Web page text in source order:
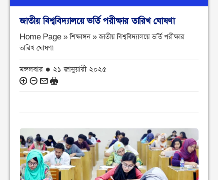
জাতীয় বিশ্ববিদ্যালয়ে ভর্তি পরীক্ষার তারিখ ঘোষণা
Home Page » শিক্ষাঙ্গন »জাতীয় বিশ্ববিদ্যালয়ে ভর্তি পরীক্ষার
তারিখ ঘোষণা
মঙ্গলবার ● ২১ জানুয়ারী ২০২৫